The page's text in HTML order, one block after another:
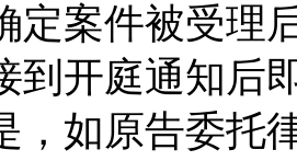
定案件被受理
到开庭通知后
，如原告委托